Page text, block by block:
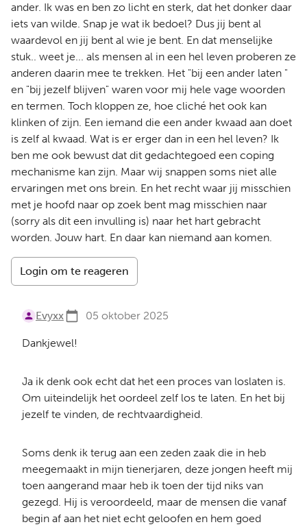
ander. Ik was en ben zo licht en sterk, dat het donker daar
iets van wilde. Snap je wat ik bedoel? Dus jij bent al
waardevol en jij bent al wie je bent. En dat menselijke
stuk.. weet je... als mensen al in een hel leven proberen ze
anderen daarin mee te trekken. Het "bij een ander laten "
en "bij jezelf blijven" waren voor mij hele vage woorden
en termen. Toch kloppen ze, hoe cliché het ook kan
klinken of zijn. Een iemand die een ander kwaad aan doet
is zelf al kwaad. Wat is er erger dan in een hel leven? Ik
ben me ook bewust dat dit gedachtegoed een coping
mechanisme kan zijn. Maar wij snappen soms niet alle
ervaringen met ons brein. En het recht waar jij misschien
met je hoofd naar op zoek bent mag misschien naar
(sorry als dit een invulling is) naar het hart gebracht
worden. Jouw hart. En daar kan niemand aan komen.
Login om te reageren
Evyxx 05 oktober 2025
Dankjewel!
Ja ik denk ook echt dat het een proces van loslaten is.
Om uiteindelijk het oordeel zelf los te laten. En het bij
jezelf te vinden, de rechtvaardigheid.
Soms denk ik terug aan een zeden zaak die in heb
meegemaakt in mijn tienerjaren, deze jongen heeft mij
toen aangerand maar heb ik toen der tijd niks van
gezegd. Hij is veroordeeld, maar de mensen die vanaf
begin af aan het niet echt geloofen en hem goed